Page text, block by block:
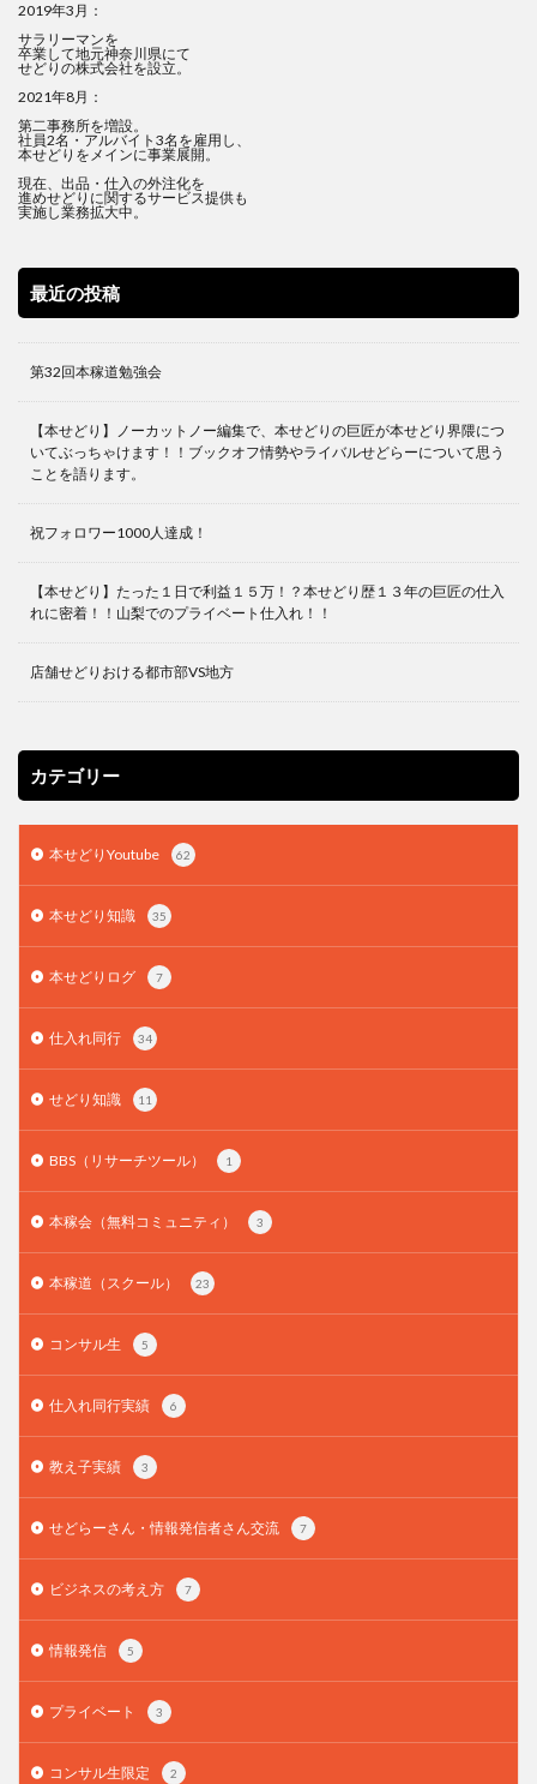
2019年3月：
サラリーマンを
卒業して地元神奈川県にて
せどりの株式会社を設立。
2021年8月：
第二事務所を増設。
社員2名・アルバイト3名を雇用し、
本せどりをメインに事業展開。
現在、出品・仕入の外注化を
進めせどりに関するサービス提供も
実施し業務拡大中。
最近の投稿
第32回本稼道勉強会
【本せどり】ノーカットノー編集で、本せどりの巨匠が本せどり界隈につ
いてぶっちゃけます！！ブックオフ情勢やライバルせどらーについて思う
ことを語ります。
祝フォロワー1000人達成！
【本せどり】たった１日で利益１５万！？本せどり歴１３年の巨匠の仕入
れに密着！！山梨でのプライベート仕入れ！！
店舗せどりおける都市部VS地方
カテゴリー
本せどりYoutube 62
本せどり知識 35
本せどりログ 7
仕入れ同行 34
せどり知識 11
BBS（リサーチツール） 1
本稼会（無料コミュニティ） 3
本稼道（スクール） 23
コンサル生 5
仕入れ同行実績 6
教え子実績 3
せどらーさん・情報発信者さん交流 7
ビジネスの考え方 7
情報発信 5
プライベート 3
コンサル生限定 2